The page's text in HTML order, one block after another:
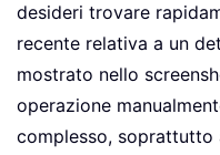
desideri trovare
recente relativa a un
mostrato nello
operazione
complesso, soprattutto